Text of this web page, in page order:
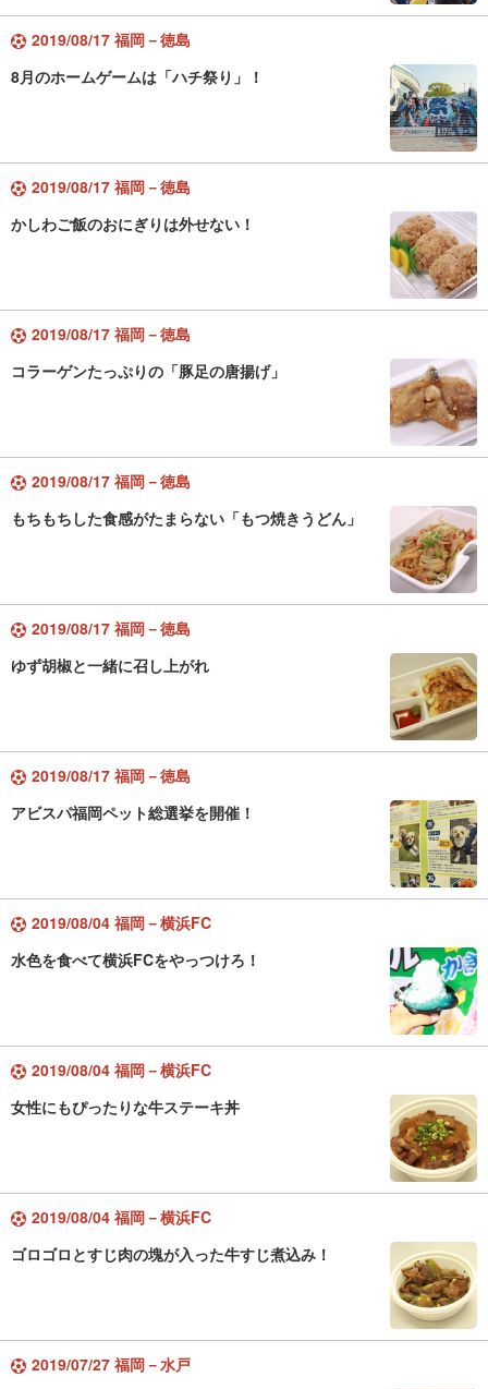
2019/08/17 福岡－徳島
8月のホームゲームは「ハチ祭り」！
2019/08/17 福岡－徳島
かしわご飯のおにぎりは外せない！
2019/08/17 福岡－徳島
コラーゲンたっぷりの「豚足の唐揚げ」
2019/08/17 福岡－徳島
もちもちした食感がたまらない「もつ焼きうどん」
2019/08/17 福岡－徳島
ゆず胡椒と一緒に召し上がれ
2019/08/17 福岡－徳島
アビスパ福岡ペット総選挙を開催！
2019/08/04 福岡－横浜FC
水色を食べて横浜FCをやっつけろ！
2019/08/04 福岡－横浜FC
女性にもぴったりな牛ステーキ丼
2019/08/04 福岡－横浜FC
ゴロゴロとすじ肉の塊が入った牛すじ煮込み！
2019/07/27 福岡－水戸